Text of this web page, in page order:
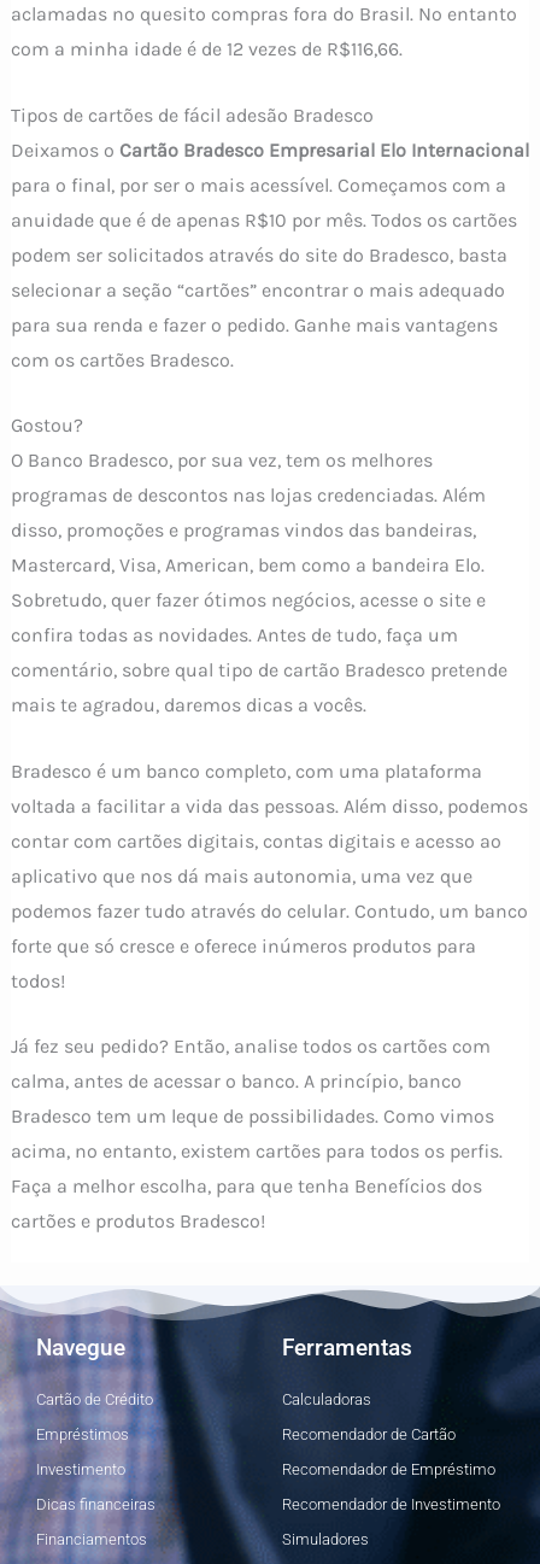
aclamadas no quesito compras fora do Brasil. No entanto
com a minha idade é de 12 vezes de R$116,66.
Tipos de cartões de fácil adesão Bradesco
Deixamos o Cartão Bradesco Empresarial Elo Internacional
para o final, por ser o mais acessível. Começamos com a
anuidade que é de apenas R$10 por mês. Todos os cartões
podem ser solicitados através do site do Bradesco, basta
selecionar a seção “cartões” encontrar o mais adequado
para sua renda e fazer o pedido. Ganhe mais vantagens
com os cartões Bradesco.
Gostou?
O Banco Bradesco, por sua vez, tem os melhores
programas de descontos nas lojas credenciadas. Além
disso, promoções e programas vindos das bandeiras,
Mastercard, Visa, American, bem como a bandeira Elo.
Sobretudo, quer fazer ótimos negócios, acesse o site e
confira todas as novidades. Antes de tudo, faça um
comentário, sobre qual tipo de cartão Bradesco pretende
mais te agradou, daremos dicas a vocês.
Bradesco é um banco completo, com uma plataforma
voltada a facilitar a vida das pessoas. Além disso, podemos
contar com cartões digitais, contas digitais e acesso ao
aplicativo que nos dá mais autonomia, uma vez que
podemos fazer tudo através do celular. Contudo, um banco
forte que só cresce e oferece inúmeros produtos para
todos!
Já fez seu pedido? Então, analise todos os cartões com
calma, antes de acessar o banco. A princípio, banco
Bradesco tem um leque de possibilidades. Como vimos
acima, no entanto, existem cartões para todos os perfis.
Faça a melhor escolha, para que tenha Benefícios dos
cartões e produtos Bradesco!
Navegue
Cartão de Crédito
Empréstimos
Investimento
Dicas financeiras
Financiamentos
Ferramentas
Calculadoras
Recomendador de Cartão
Recomendador de Empréstimo
Recomendador de Investimento
Simuladores